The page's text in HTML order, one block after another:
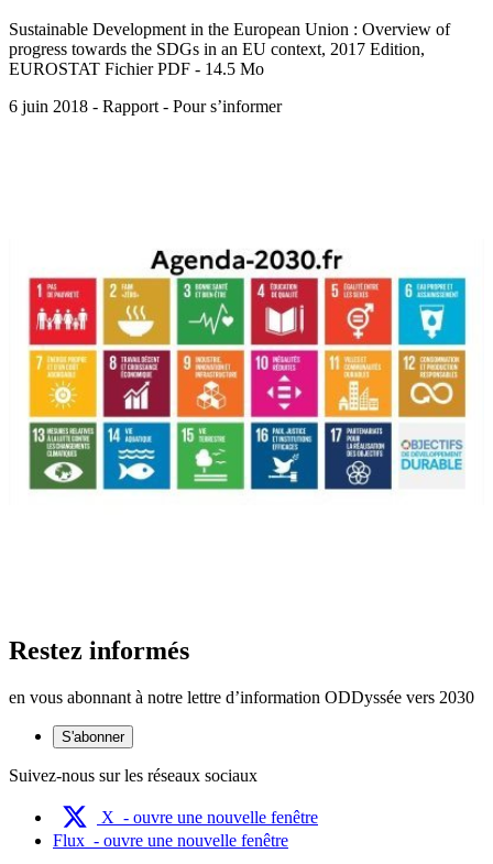
Sustainable Development in the European Union : Overview of
progress towards the SDGs in an EU context, 2017 Edition,
EUROSTAT Fichier PDF - 14.5 Mo
6 juin 2018 - Rapport - Pour s’informer
Restez informés
en vous abonnant à notre lettre d’information ODDyssée vers 2030
S'abonner
Suivez-nous sur les réseaux sociaux
X - ouvre une nouvelle fenêtre
Flux - ouvre une nouvelle fenêtre